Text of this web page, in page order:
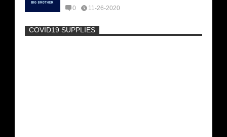
0 11-26-2020
-
COVID19 SUPPLIES